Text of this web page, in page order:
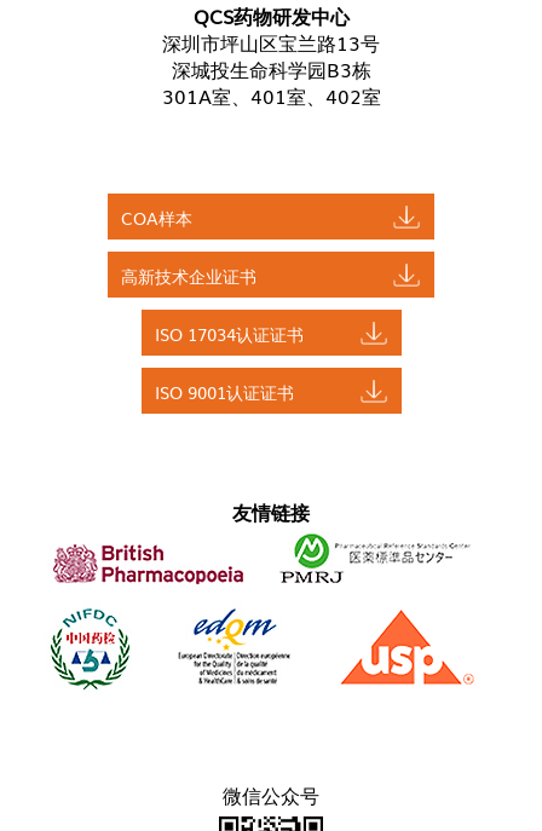
QCS药物研发中心
深圳市坪山区宝兰路13号
深城投生命科学园B3栋
301A室、401室、402室
COA样本
高新技术企业证书
ISO 17034认证证书
ISO 9001认证证书
友情链接
微信公众号